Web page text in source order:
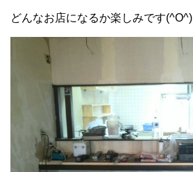
どんなお店になるか楽しみです(^O^)